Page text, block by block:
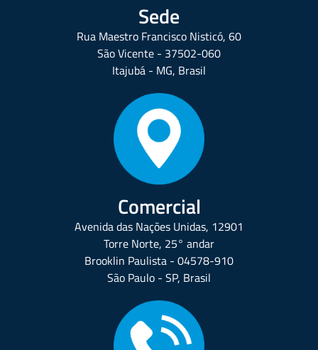
Sede
Rua Maestro Francisco Nisticó, 60
São Vicente - 37502-060
Itajubá - MG, Brasil
Comercial
Avenida das Nações Unidas, 12901
Torre Norte, 25° andar
Brooklin Paulista - 04578-910
São Paulo - SP, Brasil